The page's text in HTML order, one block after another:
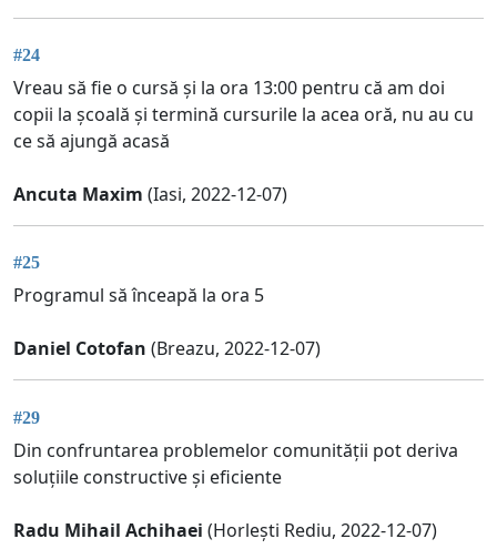
#24
Vreau să fie o cursă și la ora 13:00 pentru că am doi
copii la școală și termină cursurile la acea oră, nu au cu
ce să ajungă acasă
Ancuta Maxim (Iasi, 2022-12-07)
#25
Programul să înceapă la ora 5
Daniel Cotofan (Breazu, 2022-12-07)
#29
Din confruntarea problemelor comunității pot deriva
soluțiile constructive și eficiente
Radu Mihail Achihaei (Horlești Rediu, 2022-12-07)